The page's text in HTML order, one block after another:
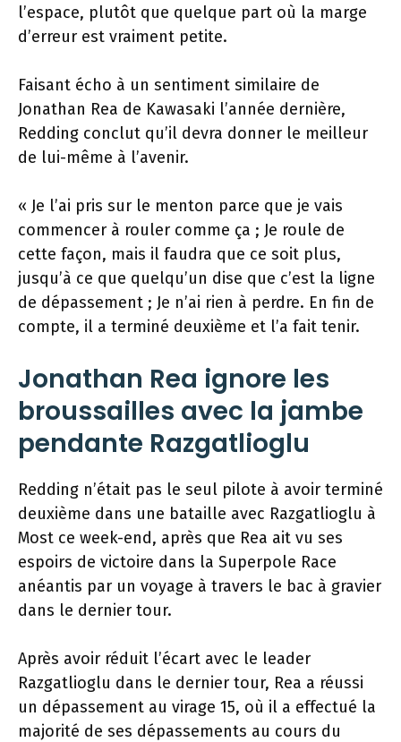
l’espace, plutôt que quelque part où la marge
d’erreur est vraiment petite.
Faisant écho à un sentiment similaire de
Jonathan Rea de Kawasaki l’année dernière,
Redding conclut qu’il devra donner le meilleur
de lui-même à l’avenir.
« Je l’ai pris sur le menton parce que je vais
commencer à rouler comme ça ; Je roule de
cette façon, mais il faudra que ce soit plus,
jusqu’à ce que quelqu’un dise que c’est la ligne
de dépassement ; Je n’ai rien à perdre. En fin de
compte, il a terminé deuxième et l’a fait tenir.
Jonathan Rea ignore les
broussailles avec la jambe
pendante Razgatlioglu
Redding n’était pas le seul pilote à avoir terminé
deuxième dans une bataille avec Razgatlioglu à
Most ce week-end, après que Rea ait vu ses
espoirs de victoire dans la Superpole Race
anéantis par un voyage à travers le bac à gravier
dans le dernier tour.
Après avoir réduit l’écart avec le leader
Razgatlioglu dans le dernier tour, Rea a réussi
un dépassement au virage 15, où il a effectué la
majorité de ses dépassements au cours du